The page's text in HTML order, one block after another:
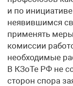
и по
неявившимся
применять
комиссии
необходимые
В КЗоТе РФ не
сторон спора